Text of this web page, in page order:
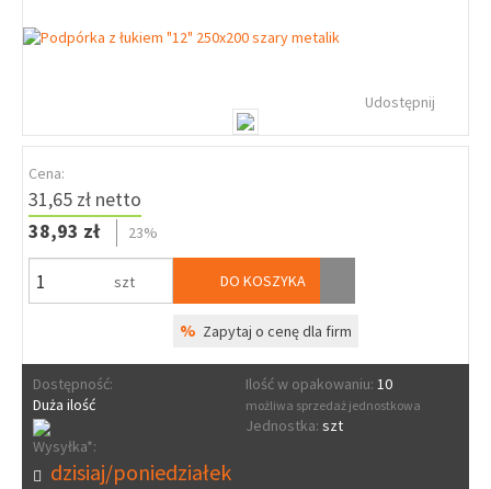
Udostępnij
Cena:
31,65 zł netto
38,93 zł
23%
szt DO KOSZYKA
% Zapytaj o cenę dla firm
Dostępność:
Duża ilość
Ilość w opakowaniu: 10
możliwa sprzedaż jednostkowa
Jednostka: szt
Wysyłka*:
dzisiaj/poniedziałek